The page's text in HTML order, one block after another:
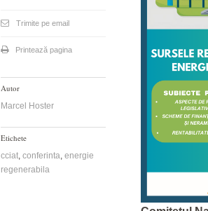
Trimite pe email
Printează pagina
Autor
Marcel Hoster
Etichete
cciat, conferinta, energie
regenerabila